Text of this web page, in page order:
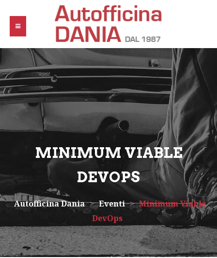
MINIMUM VIABLE
DEVOPS
Autofficina Dania > Eventi > Minimum Viable
DevOps